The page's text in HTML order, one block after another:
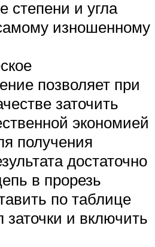
степени и угла
изношенному
позволяет при
заточить
экономией
получения
достаточно
в прорезь
по таблице
заточки и включить